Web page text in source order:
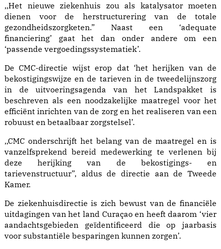
,,Het nieuwe ziekenhuis zou als katalysator moeten
dienen voor de herstructurering van de totale
gezondheidszorgketen.” Naast een ‘adequate
financiering’ gaat het dan onder andere om een
‘passende vergoedingssystematiek’.
De CMC-directie wijst erop dat ‘het herijken van de
bekostigingswijze en de tarieven in de tweedelijnszorg
in de uitvoeringsagenda van het Landspakket is
beschreven als een noodzakelijke maatregel voor het
efficiënt inrichten van de zorg en het realiseren van een
robuust en betaalbaar zorgstelsel’.
,,CMC onderschrijft het belang van de maatregel en is
vanzelfsprekend bereid medewerking te verlenen bij
deze herijking van de bekostigings- en
tarievenstructuur”, aldus de directie aan de Tweede
Kamer.
De ziekenhuisdirectie is zich bewust van de financiële
uitdagingen van het land Curaçao en heeft daarom ‘vier
aandachtsgebieden geïdentificeerd die op jaarbasis
voor substantiële besparingen kunnen zorgen’.